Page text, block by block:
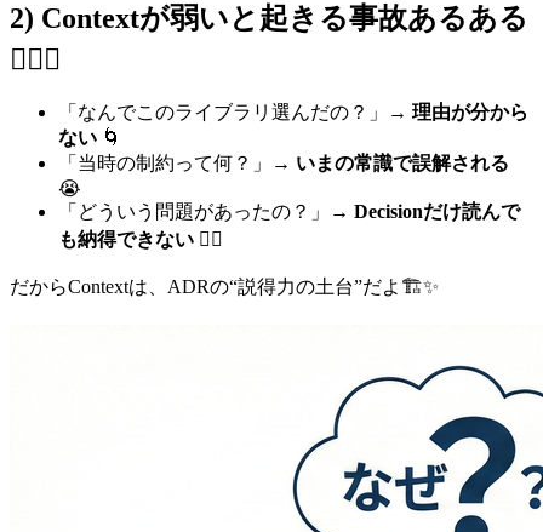
2) Contextが弱いと起きる事故あるある
😵‍💫💥
「なんでこのライブラリ選んだの？」→ 理由が分から
ない 🌀
「当時の制約って何？」→ いまの常識で誤解される
😭
「どういう問題があったの？」→ Decisionだけ読んで
も納得できない 🙅‍♀️
だからContextは、ADRの“説得力の土台”だよ🏗️✨